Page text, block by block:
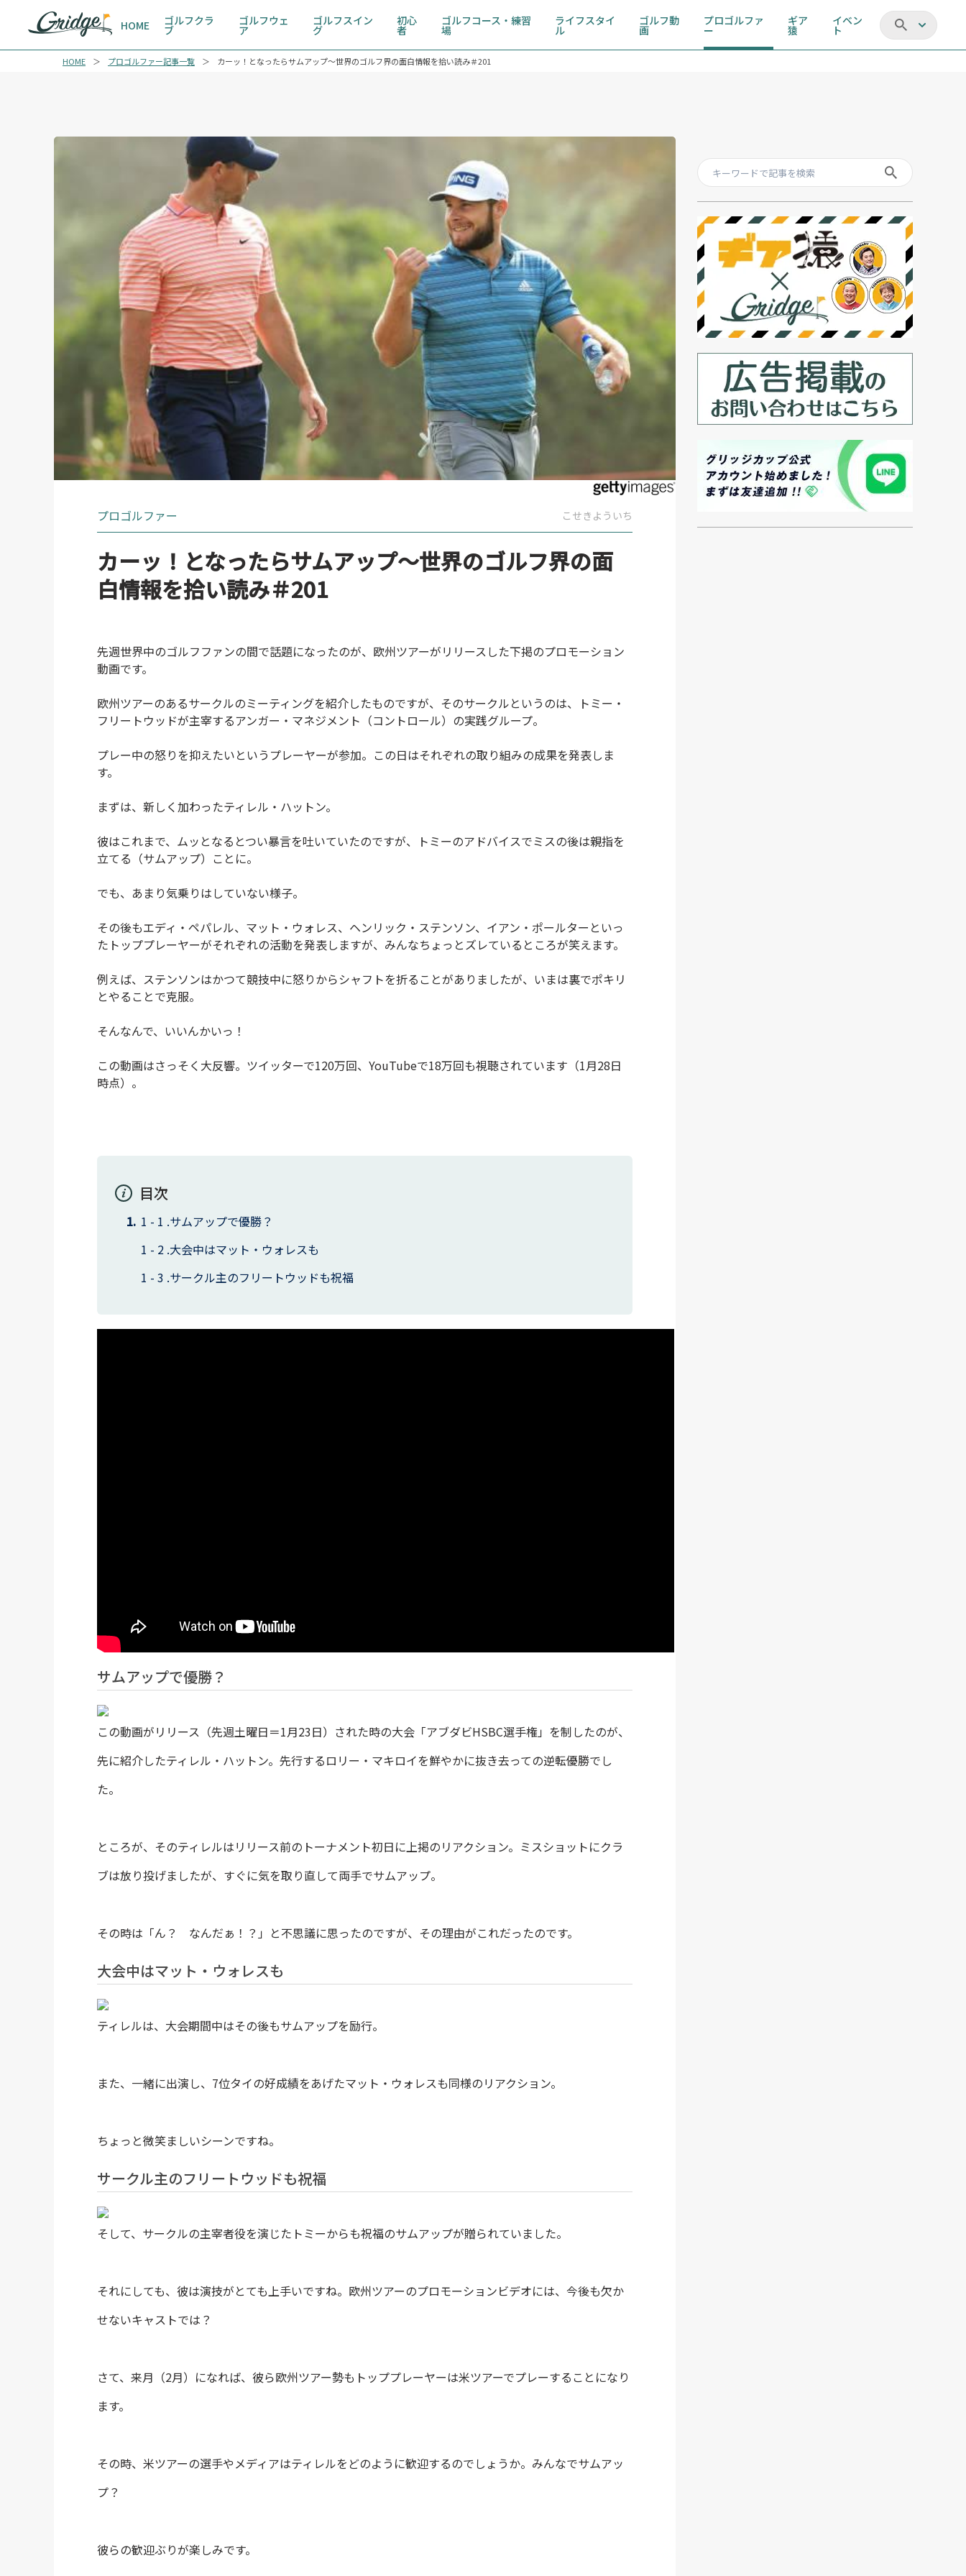
HOME ゴルフクラ
ブ
ゴルフウェ
ア
ゴルフスイン
グ
初心
者
ゴルフコース・練習
場
ライフスタイ
ル
ゴルフ動
画
プロゴルファ
ー
ギア
猿
イベン
ト
HOME プロゴルファー記事一覧 カーッ！となったらサムアップ～世界のゴルフ界の面白情報を拾い読み＃201
プロゴルファー こせきよういち
カーッ！となったらサムアップ～世界のゴルフ界の面
白情報を拾い読み＃201
先週世界中のゴルフファンの間で話題になったのが、欧州ツアーがリリースした下掲のプロモーション
動画です。
欧州ツアーのあるサークルのミーティングを紹介したものですが、そのサークルというのは、トミー・
フリートウッドが主宰するアンガー・マネジメント（コントロール）の実践グループ。
プレー中の怒りを抑えたいというプレーヤーが参加。この日はそれぞれの取り組みの成果を発表しま
す。
まずは、新しく加わったティレル・ハットン。
彼はこれまで、ムッとなるとつい暴言を吐いていたのですが、トミーのアドバイスでミスの後は親指を
立てる（サムアップ）ことに。
でも、あまり気乗りはしていない様子。
その後もエディ・ペパレル、マット・ウォレス、ヘンリック・ステンソン、イアン・ポールターといっ
たトッププレーヤーがそれぞれの活動を発表しますが、みんなちょっとズレているところが笑えます。
例えば、ステンソンはかつて競技中に怒りからシャフトを折ることがありましたが、いまは裏でポキリ
とやることで克服。
そんなんで、いいんかいっ！
この動画はさっそく大反響。ツイッターで120万回、YouTubeで18万回も視聴されています（1月28日
時点）。
目次
サムアップで優勝？
大会中はマット・ウォレスも
サークル主のフリートウッドも祝福
サムアップで優勝？
この動画がリリース（先週土曜日＝1月23日）された時の大会「アブダビHSBC選手権」を制したのが、
先に紹介したティレル・ハットン。先行するロリー・マキロイを鮮やかに抜き去っての逆転優勝でし
た。
ところが、そのティレルはリリース前のトーナメント初日に上掲のリアクション。ミスショットにクラ
ブは放り投げましたが、すぐに気を取り直して両手でサムアップ。
その時は「ん？ なんだぁ！？」と不思議に思ったのですが、その理由がこれだったのです。
大会中はマット・ウォレスも
ティレルは、大会期間中はその後もサムアップを励行。
また、一緒に出演し、7位タイの好成績をあげたマット・ウォレスも同様のリアクション。
ちょっと微笑ましいシーンですね。
サークル主のフリートウッドも祝福
そして、サークルの主宰者役を演じたトミーからも祝福のサムアップが贈られていました。
それにしても、彼は演技がとても上手いですね。欧州ツアーのプロモーションビデオには、今後も欠か
せないキャストでは？
さて、来月（2月）になれば、彼ら欧州ツアー勢もトッププレーヤーは米ツアーでプレーすることになり
ます。
その時、米ツアーの選手やメディアはティレルをどのように歓迎するのでしょうか。みんなでサムアッ
プ？
彼らの歓迎ぶりが楽しみです。